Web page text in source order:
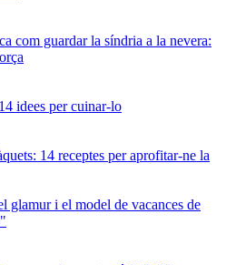
com guardar la síndria a la nevera:
idees per cuinar-lo
14 receptes per aprofitar-ne la
glamur i el model de vacances de